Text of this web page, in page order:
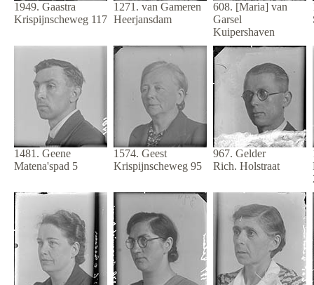
1949. Gaastra
Krispijnscheweg 117
1271. van Gameren
Heerjansdam
608. [Maria] van
Garsel
Kuipershaven
1481. Geene
Matena'spad 5
1574. Geest
Krispijnscheweg 95
967. Gelder
Rich. Holstraat